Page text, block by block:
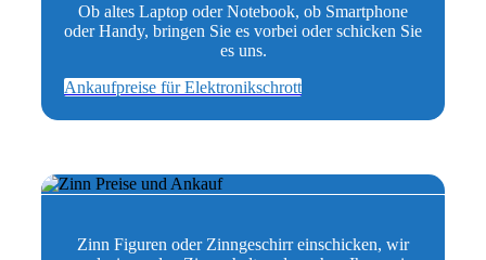
Ob altes Laptop oder Notebook, ob Smartphone
oder Handy, bringen Sie es vorbei oder schicken Sie
es uns.
Ankaufpreise für Elektronikschrott
Zinn Figuren oder Zinngeschirr einschicken, wir